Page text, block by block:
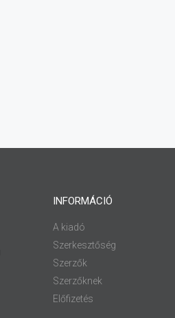
INFORMÁCIÓ
A kiadó
Szerkesztőség
Szerzők
Szerzőknek
Előfizetés